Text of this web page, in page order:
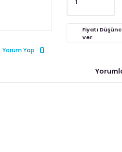
Yorum Yap 0
Fiyatı
Ver